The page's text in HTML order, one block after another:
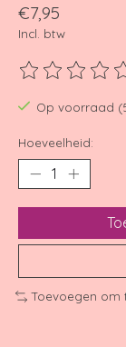
€7,95
Incl. btw
De
Op voorraad
Hoeveelheid:
Toevoegen om